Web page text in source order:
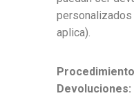
aplica).
Devoluciones: